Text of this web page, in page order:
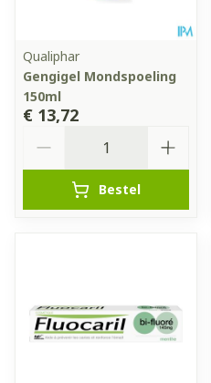
Qualiphar
Gengigel Mondspoeling
150ml
€ 13,72
Bestel